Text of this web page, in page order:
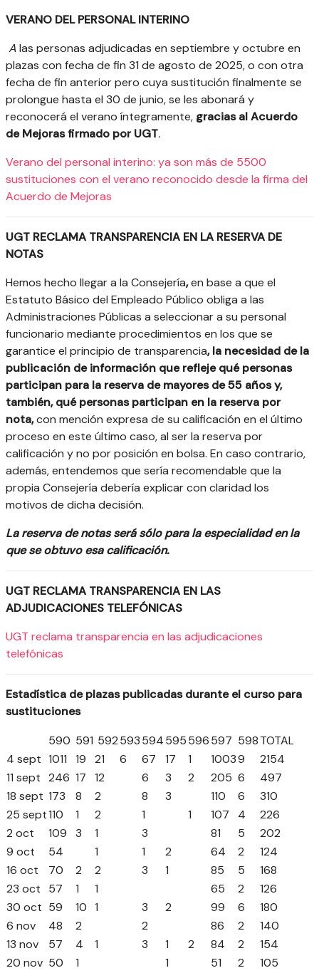
VERANO DEL PERSONAL INTERINO
A las personas adjudicadas en septiembre y octubre en
plazas con fecha de fin 31 de agosto de 2025, o con otra
fecha de fin anterior pero cuya sustitución finalmente se
prolongue hasta el 30 de junio, se les abonará y
reconocerá el verano íntegramente, gracias al Acuerdo
de Mejoras firmado por UGT.
Verano del personal interino: ya son más de 5500
sustituciones con el verano reconocido desde la firma del
Acuerdo de Mejoras
UGT RECLAMA TRANSPARENCIA EN LA RESERVA DE
NOTAS
Hemos hecho llegar a la Consejería,en base a que el
Estatuto Básico del Empleado Público obliga a las
Administraciones Públicas a seleccionar a su personal
funcionario mediante procedimientos en los que se
garantice el principio de transparencia, la necesidad de la
publicación de información que refleje qué personas
participan para la reserva de mayores de 55 años y,
también, qué personas participan en la reserva por
nota,con mención expresa de su calificación en el último
proceso en este último caso, al ser la reserva por
calificación y no por posición en bolsa. En caso contrario,
además, entendemos que sería recomendable que la
propia Consejería debería explicar con claridad los
motivos de dicha decisión.
La reserva de notas será sólo para la especialidad en la
que se obtuvo esa calificación.
UGT RECLAMA TRANSPARENCIA EN LAS
ADJUDICACIONES TELEFÓNICAS
UGT reclama transparencia en las adjudicaciones
telefónicas
Estadística de plazas publicadas durante el curso para
sustituciones
590 591 592593594595596597 598TOTAL
4 sept 1011 19 21 6 67 17 1 10039
2154
11 sept 246 17 12 6 3 2 205 6
497
18 sept 173 8 2 8 3 110 6
310
25 sept110 1 2 1 1 107 4
226
2 oct
109 3 1 3 81 5
202
9 oct
54 1 1 2 64 2
124
16 oct
70 2 2 3 1 85 5
168
23 oct
57 1 1 65 2
126
30 oct 59 10 1 3 2 99 6
180
6 nov
48 2 2 86 2
140
13 nov
57 4 1 3 1 2 84 2
154
20 nov 50 1 1 51 2
105